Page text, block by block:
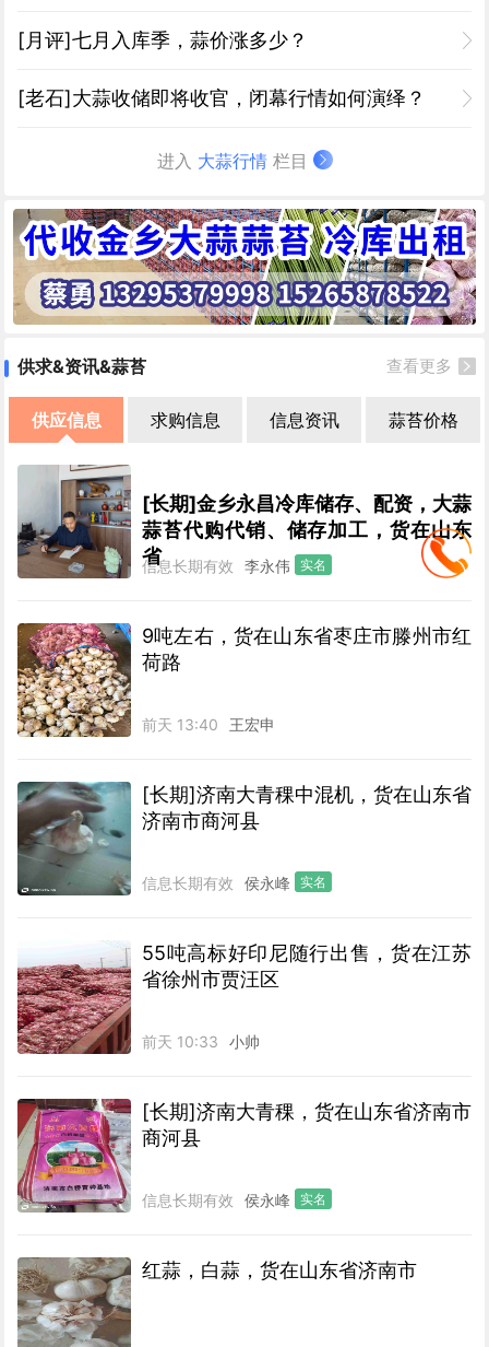
[月评]七月入库季，蒜价涨多少？
[老石]大蒜收储即将收官，闭幕行情如何演绎？
进入 大蒜行情栏目
查看更多
供求&资讯&蒜苔
供应信息 求购信息 信息资讯 蒜苔价格
[长期]金乡永昌冷库储存、配资，大蒜
蒜苔代购代销、储存加工，货在山东
省
信息长期有效 李永伟 实名
9吨左右，货在山东省枣庄市滕州市红
荷路
前天 13:40 王宏申
[长期]济南大青稞中混机，货在山东省
济南市商河县
信息长期有效 侯永峰 实名
55吨高标好印尼随行出售，货在江苏
省徐州市贾汪区
前天 10:33 小帅
[长期]济南大青稞，货在山东省济南市
商河县
信息长期有效 侯永峰 实名
红蒜，白蒜，货在山东省济南市